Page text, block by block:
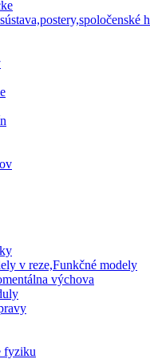
v reze,Funkčné modely
výchova
fyziku